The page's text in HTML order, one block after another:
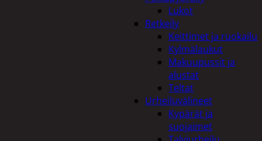
Lukot
Retkeily
Keittimet ja ruokailu
Kylmälaukut
Makuupussit ja
alustat
Teltat
Urheiluvälineet
Kypärät ja
suojaimet